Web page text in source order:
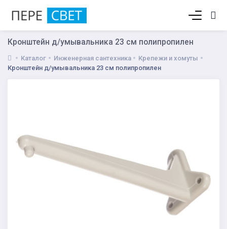
Кронштейн д/умывальника 23 см полипропилен
Каталог Инженерная сантехника
Крепежи и хомуты
Кронштейн д/умывальника 23 см полипропилен